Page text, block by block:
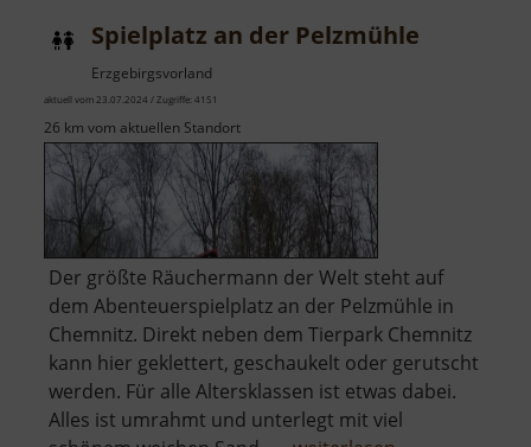
Spielplatz an der Pelzmühle
Erzgebirgsvorland
aktuell vom 23.07.2024 / Zugriffe: 4151
26 km vom aktuellen Standort
Der größte Räuchermann der Welt steht auf
dem Abenteuerspielplatz an der Pelzmühle in
Chemnitz. Direkt neben dem Tierpark Chemnitz
kann hier geklettert, geschaukelt oder gerutscht
werden. Für alle Altersklassen ist etwas dabei.
Alles ist umrahmt und unterlegt mit viel